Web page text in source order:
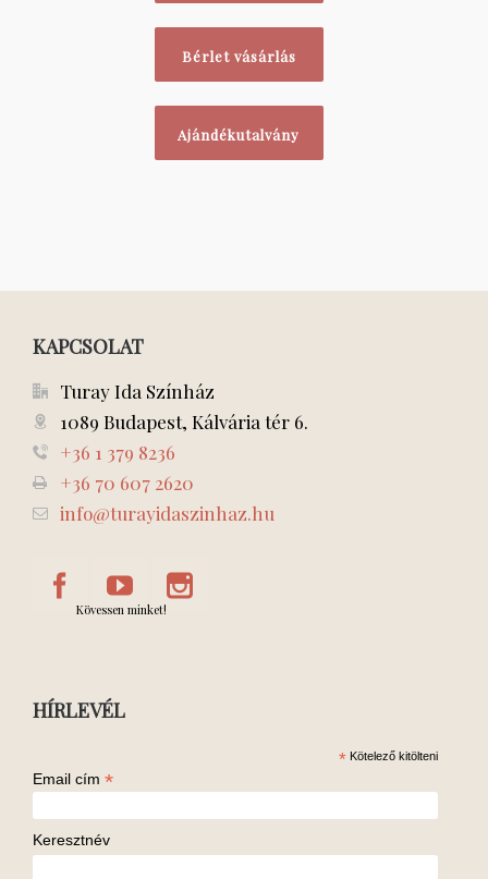
Bérlet vásárlás
Ajándékutalvány
KAPCSOLAT
Turay Ida Színház
1089 Budapest, Kálvária tér 6.
+36 1 379 8236
+36 70 607 2620
info@turayidaszinhaz.hu
Kövessen minket!
HÍRLEVÉL
* Kötelező kitölteni
Email cím *
Keresztnév